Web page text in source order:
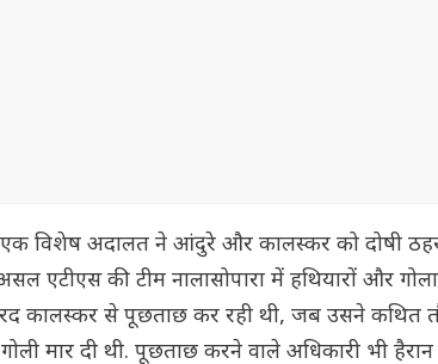
एक विशेष अदालत ने आंदुरे और कालस्कर को दोषी
एटीएस की टीम नालासोपारा में हथियारों और
कालस्कर से पूछताछ कर रही थी, जब उसने
मार दी थी. पूछताछ करने वाले अधिकारी भी